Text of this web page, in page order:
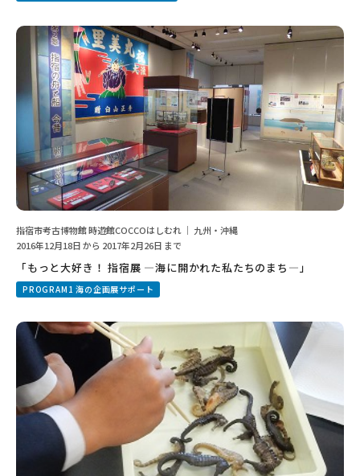
指宿市考古博物館 時遊館COCCOはしむれ ｜ 九州・沖縄
2016年12月18日 から 2017年2月26日 まで
「もっと大好き！ 指宿展 ―海に開かれた私たちのまち―」
PROGRAM1 海の企画展サポート